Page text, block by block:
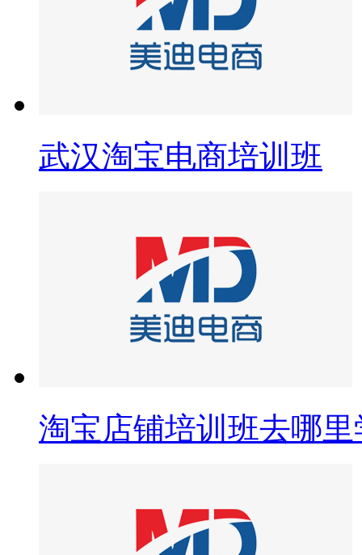
武汉淘宝电商培训班
淘宝店铺培训班去哪里